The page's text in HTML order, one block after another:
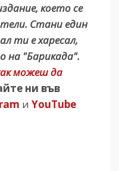
което се
Стани един
ти е харесал,
на "Барикада".
можеш да
ни във
и YouTube